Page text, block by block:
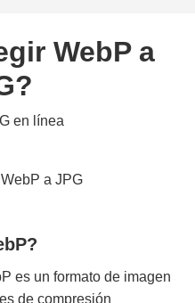
WebP a
en línea
es un formato de imagen
de compresión